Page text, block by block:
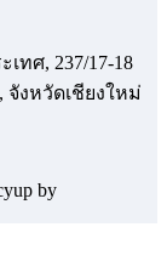
ทศ, 237/17-18
จังหวัดเชียงใหม่
by